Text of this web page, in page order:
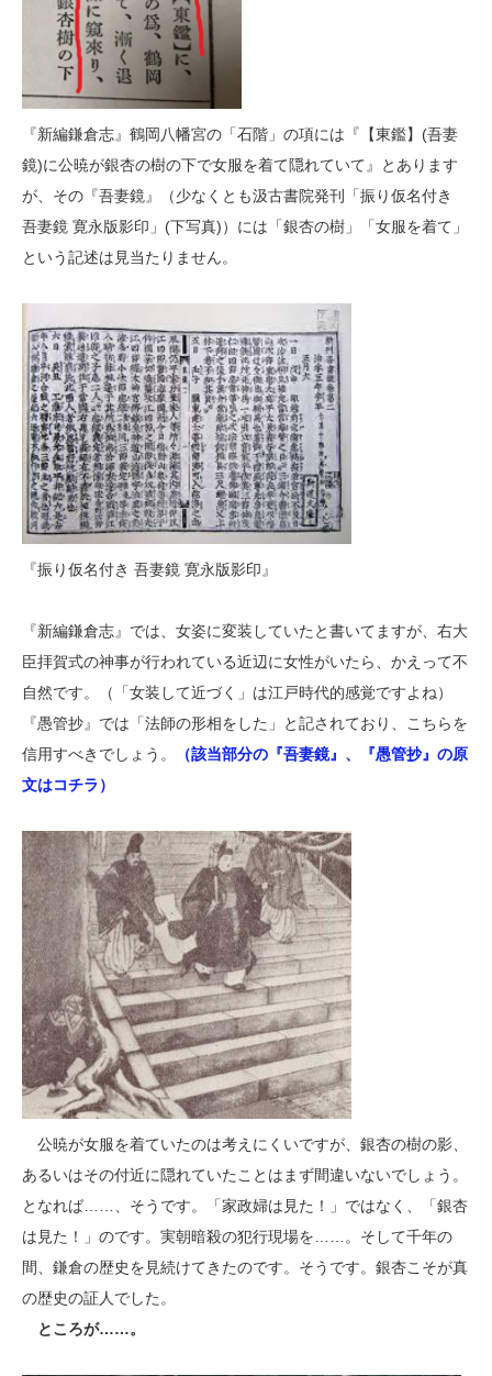
『新編鎌倉志』鶴岡八幡宮の「石階」の項には『【東鑑】(吾妻
鏡)に公暁が銀杏の樹の下で女服を着て隠れていて』とあります
が、その『吾妻鏡』（少なくとも汲古書院発刊「振り仮名付き
吾妻鏡 寛永版影印」(下写真)）には「銀杏の樹」「女服を着て」
という記述は見当たりません。
『振り仮名付き 吾妻鏡 寛永版影印』
『新編鎌倉志』では、女姿に変装していたと書いてますが、右大
臣拝賀式の神事が行われている近辺に女性がいたら、かえって不
自然です。（「女装して近づく」は江戸時代的感覚ですよね）
『愚管抄』では「法師の形相をした」と記されており、こちらを
信用すべきでしょう。
（該当部分の『吾妻鏡』、『愚管抄』の原
文はコチラ）
公暁が女服を着ていたのは考えにくいですが、銀杏の樹の影、
あるいはその付近に隠れていたことはまず間違いないでしょう。
となれば……、そうです。「家政婦は見た！」ではなく、「銀杏
は見た！」のです。実朝暗殺の犯行現場を……。そして千年の
間、鎌倉の歴史を見続けてきたのです。そうです。銀杏こそが真
の歴史の証人でした。
ところが……。